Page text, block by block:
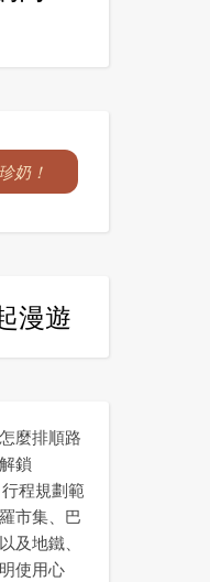
奶！
漫遊
麼排順路
鎖
程規劃範
市集、巴
及地鐵、
使用心